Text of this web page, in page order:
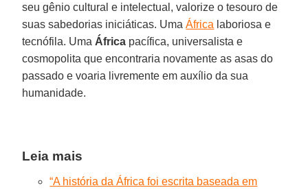
seu gênio cultural e intelectual, valorize o tesouro de
suas sabedorias iniciáticas. UmaÁfrica laboriosa e
tecnófila. Uma África pacífica, universalista e
cosmopolita que encontraria novamente as asas do
passado e voaria livremente em auxílio da sua
humanidade.
Leia mais
“A história da África foi escrita baseada em